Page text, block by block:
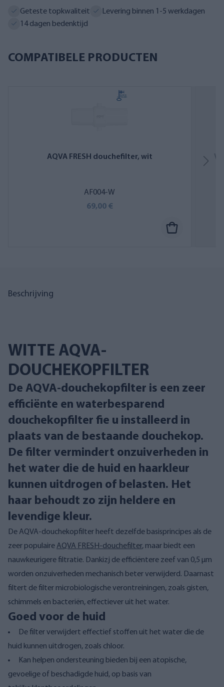
Geteste topkwaliteit
Levering binnen 1-5 werkdagen
14 dagen bedenktijd
COMPATIBELE PRODUCTEN
AQVA FRESH douchefilter, wit
AF004-W
69,00 €
Beschrijving
WITTE AQVA-
DOUCHEKOPFILTER
De AQVA-douchekopfilter is een zeer
efficiënte en waterbesparend
douchekopfilter fie u installeerd in
plaats van de bestaande douchekop.
De filter vermindert onzuiverheden in
het water die de huid en haarkleur
kunnen uitdrogen of belasten. Het
haar behoudt zo zijn heldere en
levendige kleur.
De AQVA-douchekopfilter heeft dezelfde basisprincipes als de
zeer populaireAQVA FRESH-douchefilter, maar biedt een
nauwkeurigere filtratie. Dankizj de efficiëntere zeef van 0,5 µm
worden onzuiverheden mechanisch beter verwijderd. Daarnast
filtert de filter microbiologische verontreiningen, zoals gisten,
schimmels en bacteriën, effectiever uit het water.
Goed voor de huid
De filter verwijdert effectief stoffen uit het water die de
huid kunnen uitdrogen, zoals chloor.
Kan helpen ondersteuning bieden bij een atopische,
gevoelige of beschadigde huid, op basis van